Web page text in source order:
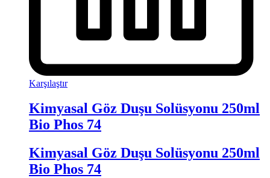
Karşılaştır
Kimyasal Göz Duşu Solüsyonu 250ml
Bio Phos 74
Kimyasal Göz Duşu Solüsyonu 250ml
Bio Phos 74